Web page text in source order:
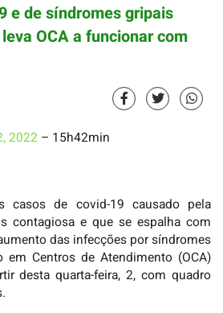
e de síndromes gripais
OCA a funcionar com
2022 – 15h42min
casos de covid-19 causado pela
contagiosa e que se espalha com
das infecções por síndromes
em Centros de Atendimento (OCA)
desta quarta-feira, 2, com quadro